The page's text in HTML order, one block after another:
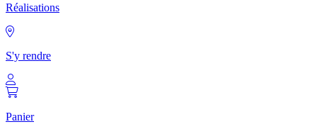
Réalisations
S'y rendre
Panier